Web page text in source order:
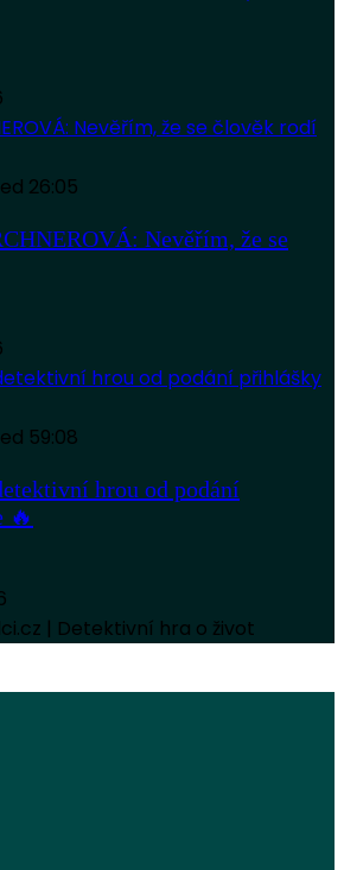
26:05
Nevěřím, že se
59:08
hrou od podání
🔥
| Detektivní hra o život